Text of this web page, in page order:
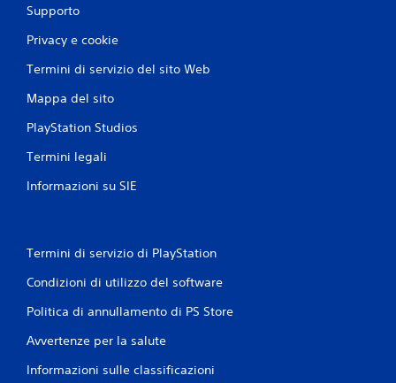
Supporto
Privacy e cookie
Termini di servizio del sito Web
Mappa del sito
PlayStation Studios
Termini legali
Informazioni su SIE
Termini di servizio di PlayStation
Condizioni di utilizzo del software
Politica di annullamento di PS Store
Avvertenze per la salute
Informazioni sulle classificazioni